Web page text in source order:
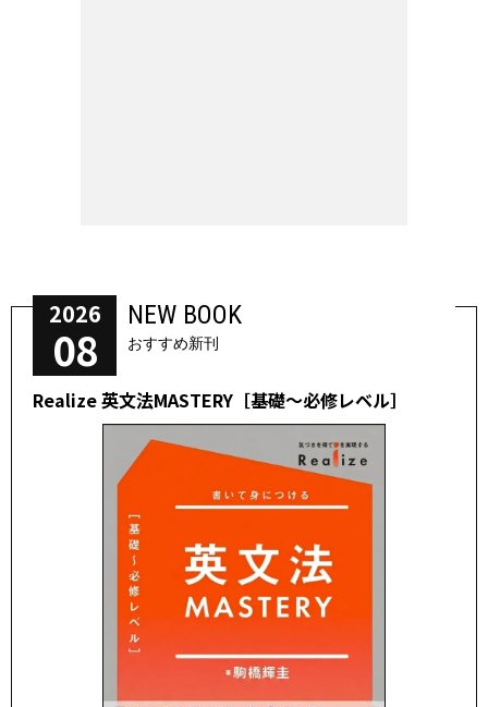
2026
08
NEW BOOK
おすすめ新刊
Realize 英文法MASTERY［基礎～必修レベル］